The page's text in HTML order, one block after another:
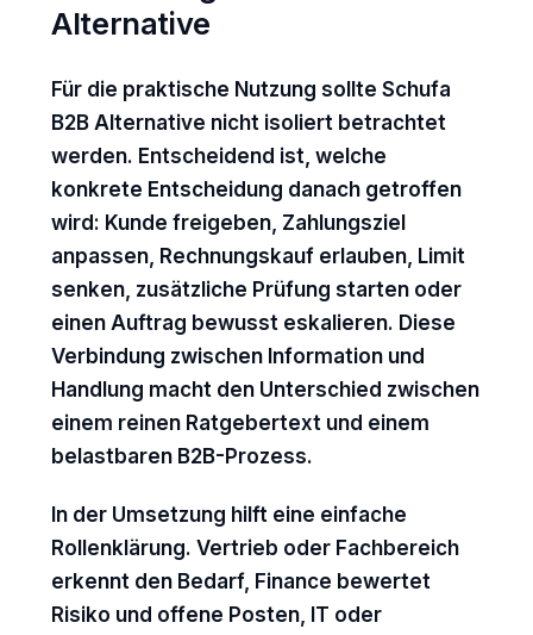
Alternative
Für die praktische Nutzung sollte Schufa
B2B Alternative nicht isoliert betrachtet
werden. Entscheidend ist, welche
konkrete Entscheidung danach getroffen
wird: Kunde freigeben, Zahlungsziel
anpassen, Rechnungskauf erlauben, Limit
senken, zusätzliche Prüfung starten oder
einen Auftrag bewusst eskalieren. Diese
Verbindung zwischen Information und
Handlung macht den Unterschied zwischen
einem reinen Ratgebertext und einem
belastbaren B2B-Prozess.
In der Umsetzung hilft eine einfache
Rollenklärung. Vertrieb oder Fachbereich
erkennt den Bedarf, Finance bewertet
Risiko und offene Posten, IT oder